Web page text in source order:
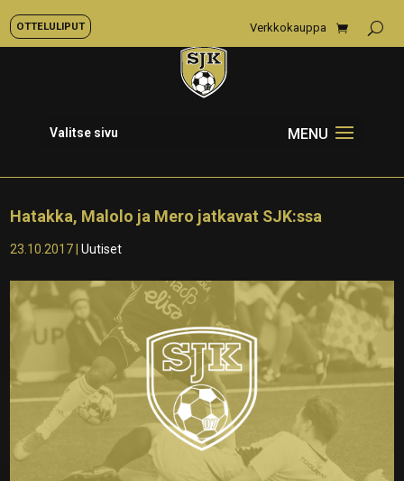
OTTELULIPUT Verkkokauppa
Valitse sivu
Hatakka, Malolo ja Mero jatkavat SJK:ssa
23.10.2017 |Uutiset